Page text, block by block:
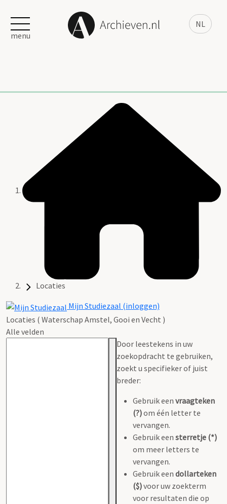
NL
menu
Locaties
Mijn Studiezaal (inloggen)
Locaties ( Waterschap Amstel, Gooi en Vecht )
Alle velden
Door leestekens in uw
zoekopdracht te gebruiken,
zoekt u specifieker of juist
breder:
Gebruik een vraagteken
(?)om één letter te
vervangen.
Gebruik een sterretje (*)
om meer letters te
vervangen.
Gebruik een dollarteken
($)voor uw zoekterm
voor resultaten die op